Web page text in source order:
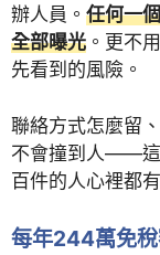
辦人員。 任何一
全部曝光 。更不
先看到的風險。
聯絡方式怎麼留
不會撞到人——這
百件的人心裡都
每年244萬免稅